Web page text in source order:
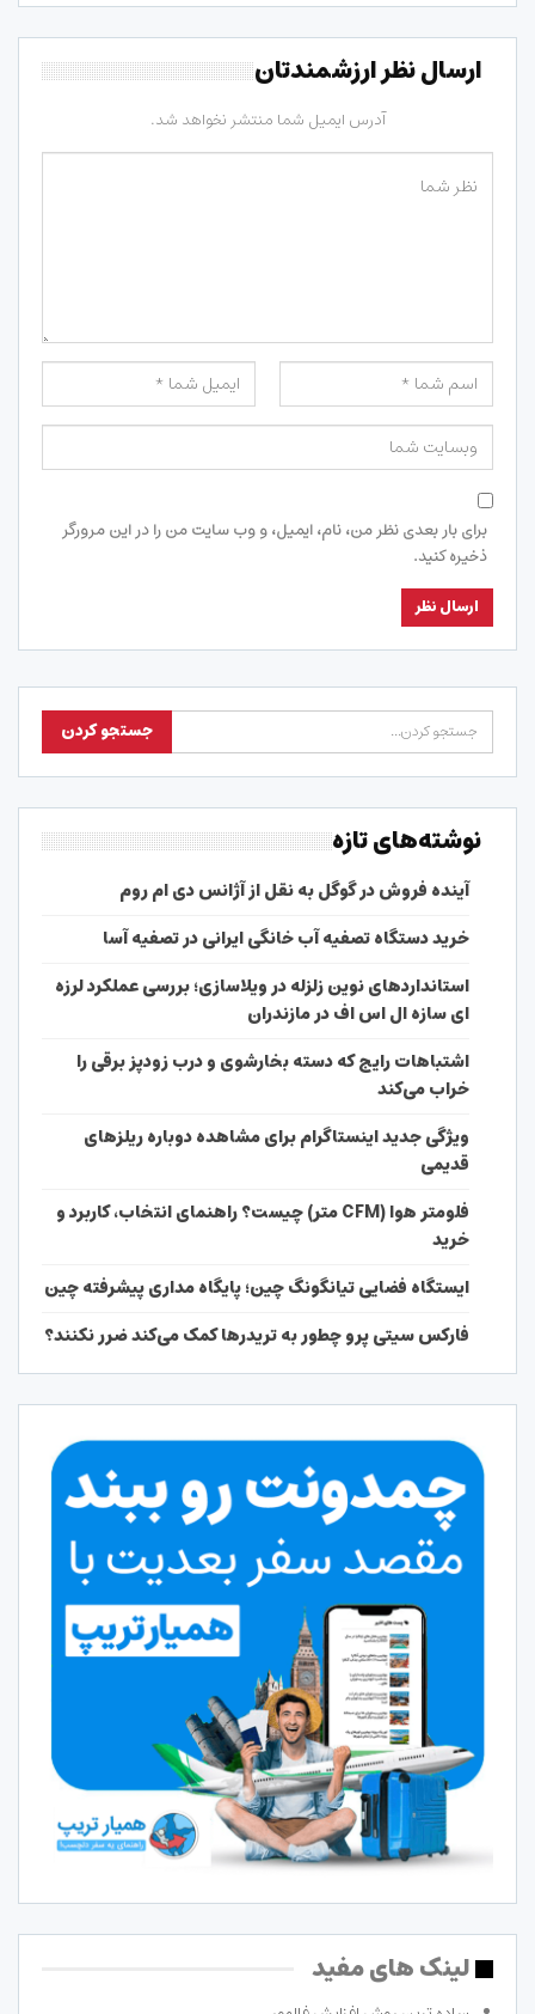
ارسال نظر ارزشمندتان
آدرس ایمیل شما منتشر نخواهد شد.
برای بار بعدی نظر من، نام، ایمیل، و وب سایت من را در این مرورگر
ذخیره کنید.
نوشته‌های تازه
آینده فروش در گوگل به نقل از آژانس دی ام روم
خرید دستگاه تصفیه آب خانگی ایرانی در تصفیه آسا
استانداردهای نوین زلزله در ویلاسازی؛ بررسی عملکرد لرزه
ای سازه ال اس اف در مازندران
اشتباهات رایج که دسته بخارشوی و درب زودپز برقی را
خراب می‌کند
ویژگی جدید اینستاگرام برای مشاهده دوباره ریلزهای
قدیمی
فلومتر هوا (CFM متر) چیست؟ راهنمای انتخاب، کاربرد و
خرید
ایستگاه فضایی تیانگونگ چین؛ پایگاه مداری پیشرفته چین
فارکس سیتی پرو چطور به تریدرها کمک می‌کند ضرر نکنند؟
لینک های مفید